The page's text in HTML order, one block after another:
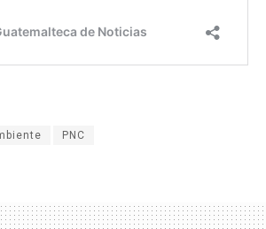
PNC